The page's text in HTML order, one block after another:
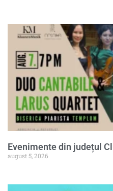
Evenimente din județul
august 5, 2026